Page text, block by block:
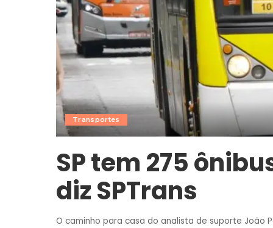
Transportes
SP tem 275
diz SPTrans
O caminho para casa do analista de suporte João